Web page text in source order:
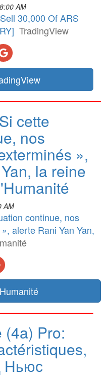
AM
30,000 Of ARS
TradingView
cette
nos
»,
la reine
AM
continue, nos
alerte Rani Yan Yan,
(4a) Pro:
Ньюс